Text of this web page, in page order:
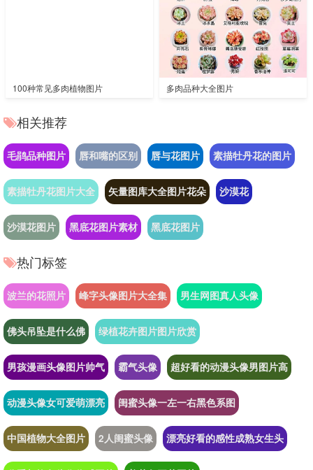
100种常见多肉植物图片 多肉品种大全图片
相关推荐
毛鹃品种图片 唇和嘴的区别 唇与花图片 素描牡丹花的图片
素描牡丹花图片大全 矢量图库大全图片花朵 沙漠花
沙漠花图片 黑底花图片素材 黑底花图片
热门标签
波兰的花照片 峰字头像图片大全集 男生网图真人头像
佛头吊坠是什么佛 绿植花卉图片图片欣赏
男孩漫画头像图片帅气 霸气头像 超好看的动漫头像男图片高
动漫头像女可爱萌漂亮 闺蜜头像一左一右黑色系图
中国植物大全图片 2人闺蜜头像 漂亮好看的感性成熟女生头